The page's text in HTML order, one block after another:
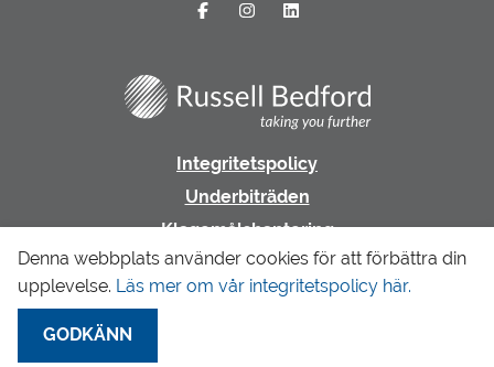
Integritetspolicy
Underbiträden
Klagomålshantering
Gå till LR Revision & Redovisning
Denna webbplats använder cookies för att förbättra din
upplevelse.
Läs mer om vår integritetspolicy här.
GODKÄNN